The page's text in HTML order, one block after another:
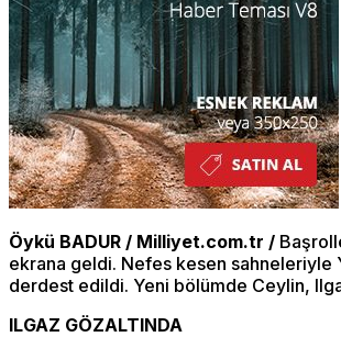
Öykü BADUR / Milliyet.com.tr /
ekrana geldi. Nefes kesen sahneleriyle
derdest edildi. Yeni bölümde Ceylin,
ILGAZ GÖZALTINDA